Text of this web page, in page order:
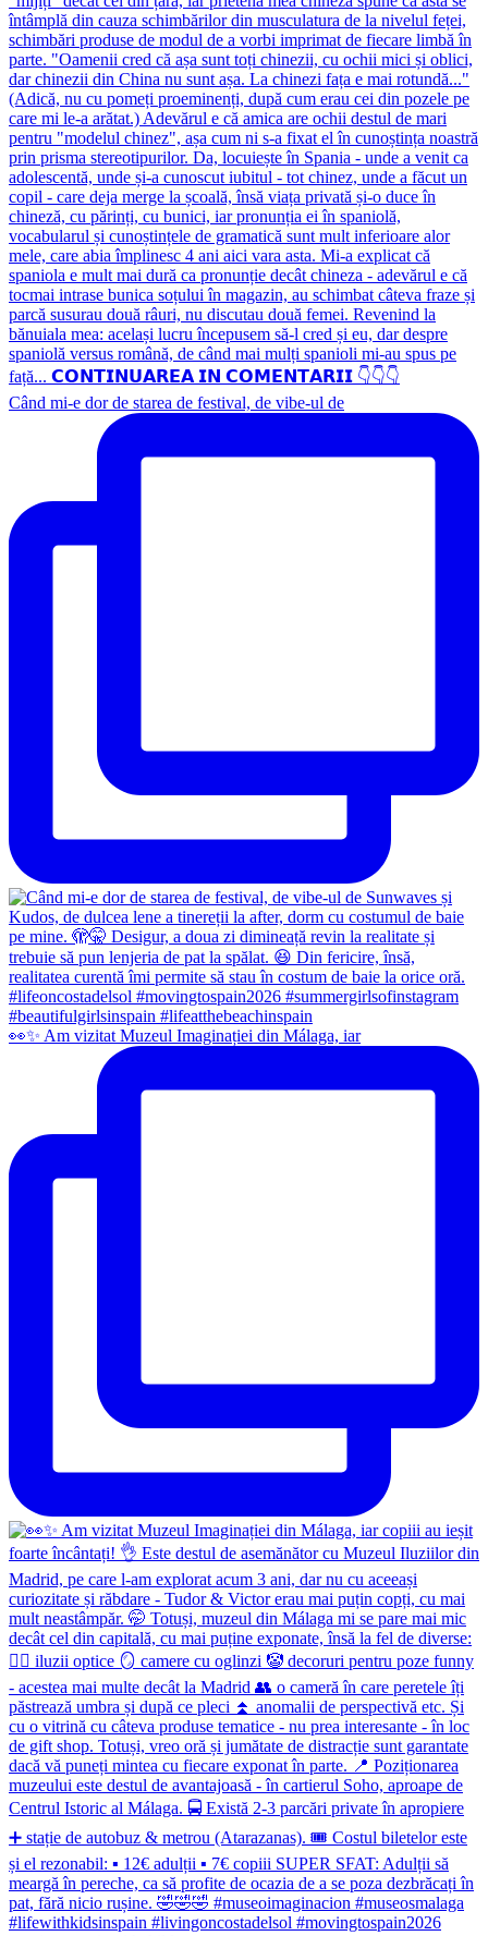
Când mi-e dor de starea de festival, de vibe-ul de
👀✨️ Am vizitat Muzeul Imaginației din Málaga, iar